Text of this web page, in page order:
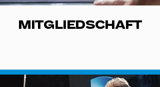
MITGLIEDSCHAFT